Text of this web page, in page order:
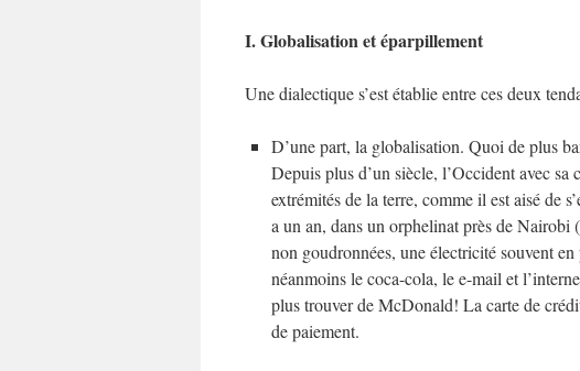
I. Globalisation et éparpillement
Une dialectique s’est établie entre ces deux
D’une part, la globalisation. Quoi de plus
Depuis plus d’un siècle, l’Occident avec
extrémités de la terre, comme il est aisé de
a un an, dans un orphelinat près de
non goudronnées, une électricité souvent
néanmoins le coca-cola, le e-mail et
plus trouver de McDonald! La carte de
de paiement.